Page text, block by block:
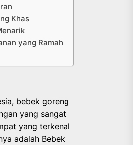
Khas
yang Ramah
bebek goreng
yang sangat
yang terkenal
adalah Bebek